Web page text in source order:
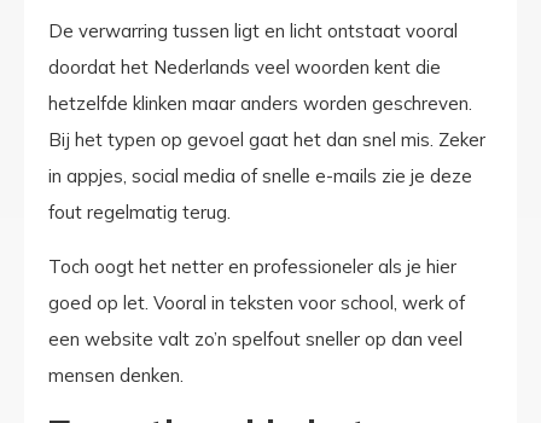
De verwarring tussen ligt en licht ontstaat vooral
doordat het Nederlands veel woorden kent die
hetzelfde klinken maar anders worden geschreven.
Bij het typen op gevoel gaat het dan snel mis. Zeker
in appjes, social media of snelle e-mails zie je deze
fout regelmatig terug.
Toch oogt het netter en professioneler als je hier
goed op let. Vooral in teksten voor school, werk of
een website valt zo’n spelfout sneller op dan veel
mensen denken.